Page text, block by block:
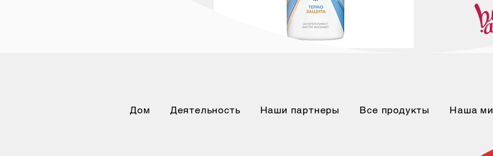
Дом Деятельность Наши партнеры Все продукты Наша